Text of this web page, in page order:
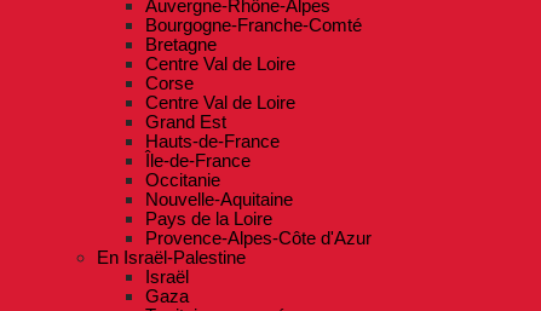
Auvergne-Rhône-Alpes
Bourgogne-Franche-Comté
Bretagne
Centre Val de Loire
Corse
Centre Val de Loire
Grand Est
Hauts-de-France
Île-de-France
Occitanie
Nouvelle-Aquitaine
Pays de la Loire
Provence-Alpes-Côte d'Azur
En Israël-Palestine
Israël
Gaza